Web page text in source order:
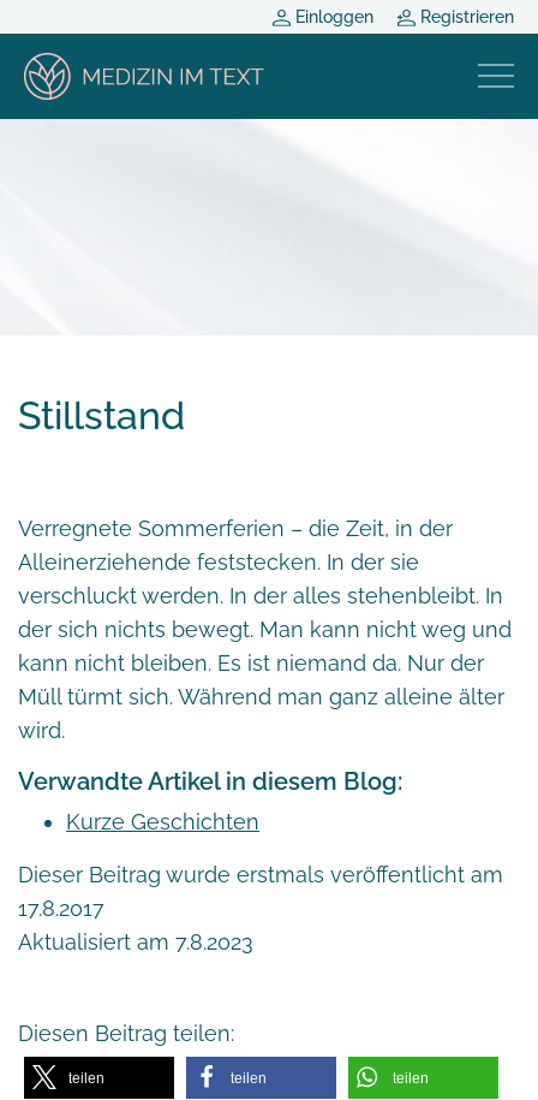
Einloggen Registrieren
Stillstand
Verregnete Sommerferien – die Zeit, in der
Alleinerziehende feststecken. In der sie
verschluckt werden. In der alles stehenbleibt. In
der sich nichts bewegt. Man kann nicht weg und
kann nicht bleiben. Es ist niemand da. Nur der
Müll türmt sich. Während man ganz alleine älter
wird.
Verwandte Artikel in diesem Blog:
Kurze Geschichten
Dieser Beitrag wurde erstmals veröffentlicht am
17.8.2017
Aktualisiert am 7.8.2023
Diesen Beitrag teilen:
teilen teilen teilen